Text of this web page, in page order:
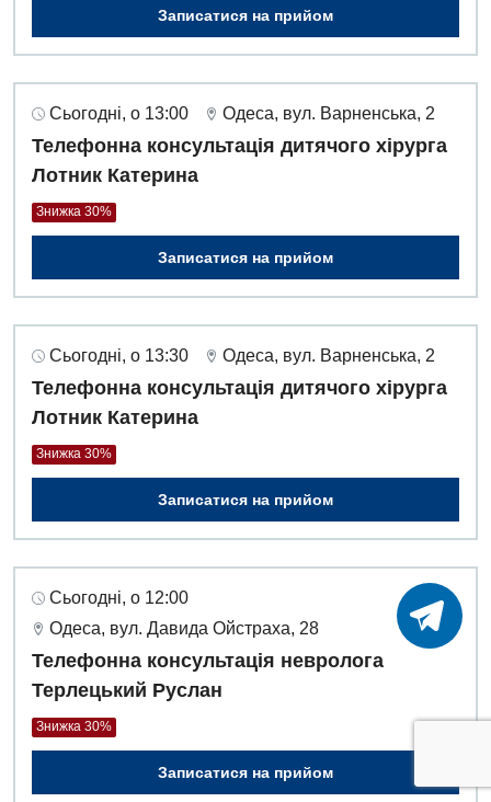
Записатися на прийом
Сьогодні, о 13:00 Одеса, вул. Варненська, 2
Телефонна консультація дитячого хірурга
Лотник Катерина
Знижка 30%
Записатися на прийом
Сьогодні, о 13:30 Одеса, вул. Варненська, 2
Телефонна консультація дитячого хірурга
Лотник Катерина
Знижка 30%
Записатися на прийом
Сьогодні, о 12:00
Одеса, вул. Давида Ойстраха, 28
Телефонна консультація невролога
Терлецький Руслан
Знижка 30%
Записатися на прийом